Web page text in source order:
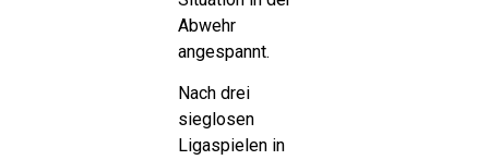
Abwehr
angespannt.
Nach drei
sieglosen
Ligaspielen in